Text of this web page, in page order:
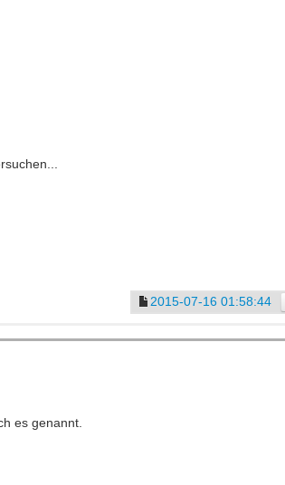
2015-07-16 01:58:44
es genannt.